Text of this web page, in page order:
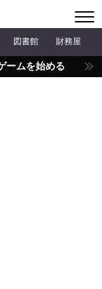
図書館 財務屋
ームを始める